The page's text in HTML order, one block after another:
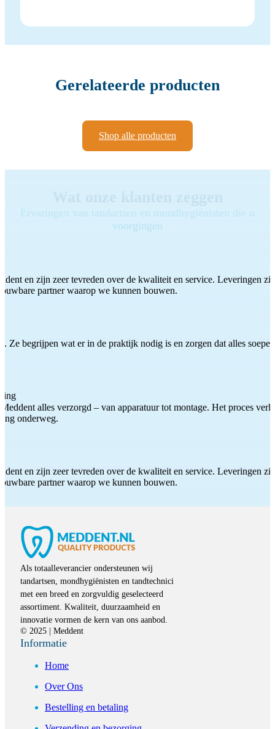
Gerelateerde producten
Shop alle producten
Ervaringen van tandartsen en mondhygiënisten die u
voorgingen
en zijn zeer tevreden over de kwaliteit en service. Leveringen
partner waarop we kunnen bouwen.
Ze begrijpen wat er in de praktijk nodig is en zorgen dat alles
alles verzorgd – van apparatuur tot montage. Het proces
onderweg.
en zijn zeer tevreden over de kwaliteit en service. Leveringen
partner waarop we kunnen bouwen.
Als totaalleverancier ondersteunen wij
tandartsen, mondhygiënisten en tandtechnici
met een breed en zorgvuldig geselecteerd
assortiment. Kwaliteit, duurzaamheid en
innovatie vormen de kern van ons aanbod.
© 2025 | Meddent
Informatie
Home
Over Ons
Bestelling en betaling